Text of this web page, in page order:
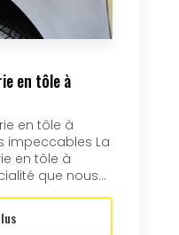
en tôle à
en tôle à
impeccables La
en tôle à
que nous...